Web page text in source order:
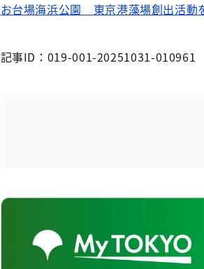
お台場海浜公園 東京港藻場創出活動
記事ID：019-001-20251031-010961